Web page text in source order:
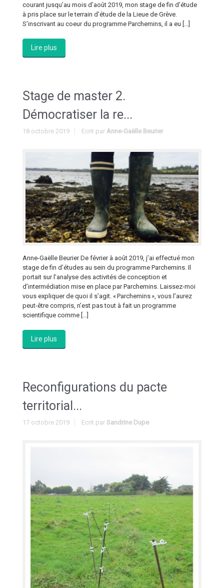
courant jusqu’au mois d’août 2019, mon stage de fin d’étude
à pris place sur le terrain d’étude de la Lieue de Grève.
S’inscrivant au coeur du programme Parchemins, il a eu […]
Lire plus
Stage de master 2.
Démocratiser la re...
18 octobre 2019 Ecrit par Anne-Gaëlle Beurier
Anne-Gaëlle Beurier De février à août 2019, j’ai effectué mon
stage de fin d’études au sein du programme Parchemins. Il
portait sur l’analyse des activités de conception et
d’intermédiation mise en place par Parchemins. Laissez-moi
vous expliquer de quoi il s’agit. « Parchemins », vous l’aurez
peut-être compris, n’est pas tout à fait un programme
scientifique comme […]
Lire plus
Reconfigurations du pacte
territorial...
17 octobre 2019 Ecrit par Sandrine Dupe